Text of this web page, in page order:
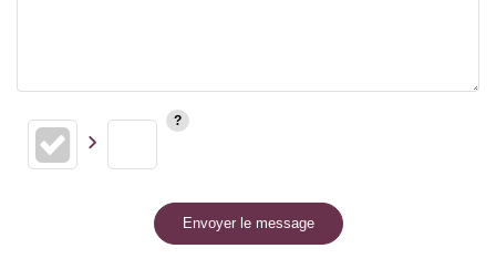
Envoyer le message